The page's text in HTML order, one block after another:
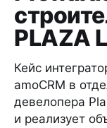
PLAZA
Кейс
amoCRM в
девелопера
и реализует